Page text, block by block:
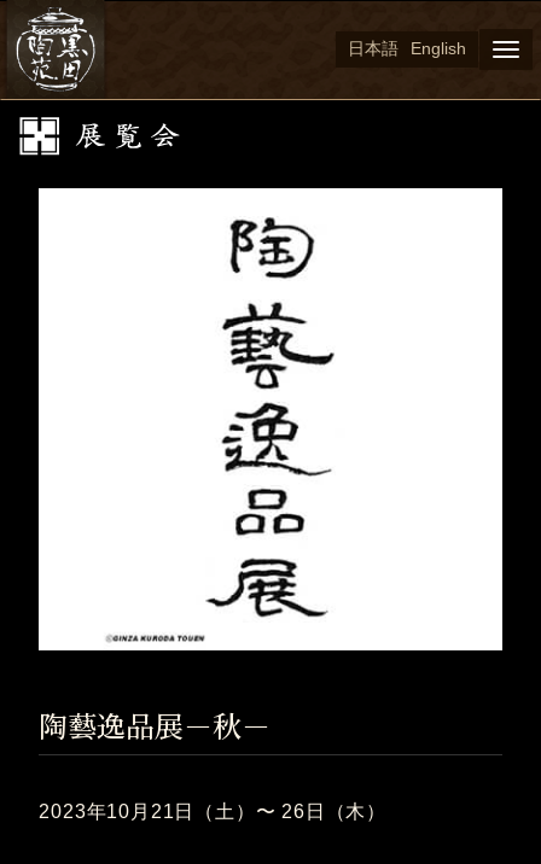
日本語 English
陶藝逸品展－秋－
2023年10月21日（土）〜 26日（木）